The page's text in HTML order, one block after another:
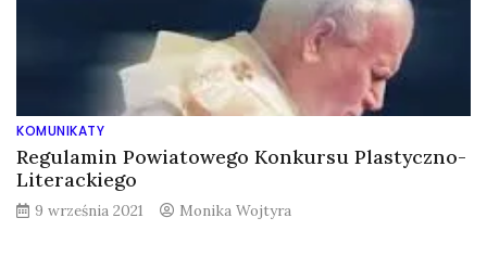
KOMUNIKATY
Regulamin Powiatowego Konkursu Plastyczno-
Literackiego
9 września 2021 Monika Wojtyra